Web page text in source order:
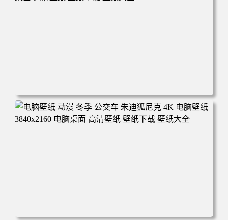
电脑壁纸 完美世界 荒天帝石昊 4K高清动漫壁纸 电脑桌面
高清壁纸 壁纸下载 壁纸大全